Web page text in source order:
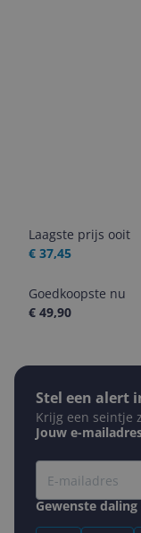
Laagste prijs ooit
€ 37,45
Goedkoopste nu
€ 49,90
Stel een alert
Krijg een seintje
Jouw e-
Gewenste